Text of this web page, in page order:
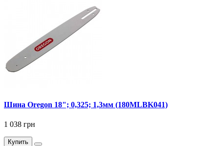
Шина Oregon 18"; 0,325; 1,3мм (180MLBK041)
1 038 грн
Купить